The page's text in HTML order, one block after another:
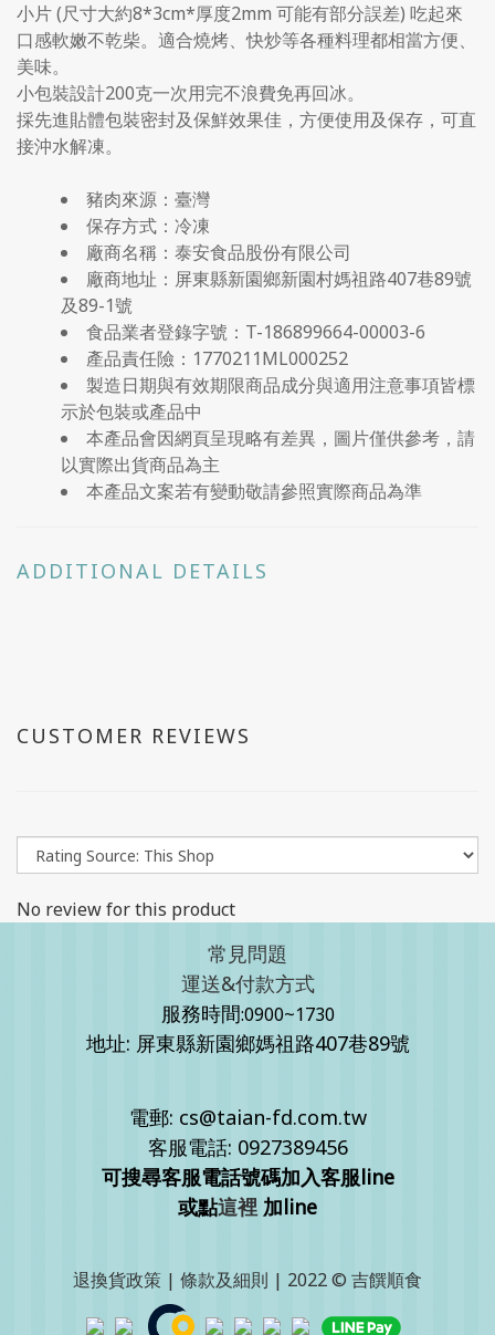
小片 (尺寸大約8*3cm*厚度2mm 可能有部分誤差) 吃起來
口感軟嫩不乾柴。適合燒烤、快炒等各種料理都相當方便、
美味。
小包裝設計200克一次用完不浪費免再回冰。
採先進貼體包裝密封及保鮮效果佳，方便使用及保存，可直
接沖水解凍。
豬肉來源：臺灣
保存方式：冷凍
廠商名稱：泰安食品股份有限公司
廠商地址：屏東縣新園鄉新園村媽祖路407巷89號
及89-1號
食品業者登錄字號：T-186899664-00003-6
產品責任險：1770211ML000252
製造日期與有效期限商品成分與適用注意事項皆標
示於包裝或產品中
本產品會因網頁呈現略有差異，圖片僅供參考，請
以實際出貨商品為主
本產品文案若有變動敬請參照實際商品為準
ADDITIONAL DETAILS
CUSTOMER REVIEWS
No review for this product
常見問題
運送&付款方式
服務時間:0900~1730
地址: 屏東縣新園鄉媽祖路407巷89號
電郵: cs@taian-fd.com.tw
客服電話: 0927389456
可搜尋客服電話號碼加入客服line
或點這裡 加line
退換貨政策 | 條款及細則 | 2022 © 吉饌順食